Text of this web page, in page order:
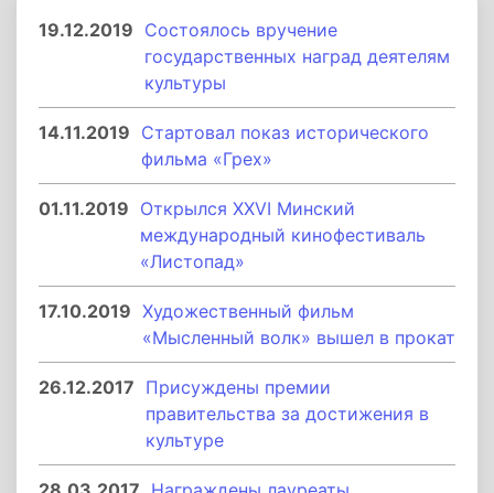
19.12.2019 Состоялось вручение
государственных наград деятелям
культуры
14.11.2019 Стартовал показ исторического
фильма «Грех»
01.11.2019 Открылся XXVI Минский
международный кинофестиваль
«Листопад»
17.10.2019 Художественный фильм
«Мысленный волк» вышел в прокат
26.12.2017 Присуждены премии
правительства за достижения в
культуре